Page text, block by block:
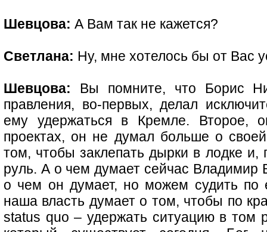
Шевцова: А Вам так не кажется?
Светлана: Ну, мне хотелось бы от Вас
Шевцова: Вы помните, что Борис
правления, во-первых, делал
ему удержаться в Кремле. Второе,
проектах, он не думал больше о
том, чтобы заклепать дырки в лодке и,
руль. А о чем думает сейчас
о чем он думает, но можем судить по
наша власть думает о том, чтобы по
status quo – удержать ситуацию в том